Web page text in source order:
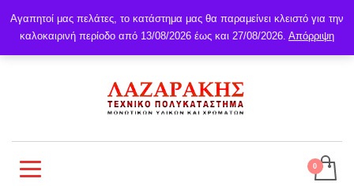
Αγαπητοί μας πελάτες, το κατάστημα μας θα παραμείνει κλειστό για την
καλοκαιρινή περίοδο από 13/08/2026 έως και 27/08/2026. Απόρριψη